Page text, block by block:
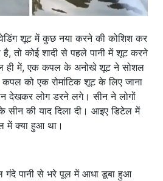
शूट में कुछ नया करने की कोशिश कर
है, तो कोई शादी से पहले पानी में शूट करने
ही में, एक कपल के अनोखे शूट ने सोशल
कपल को एक रोमांटिक शूट के लिए जाना
देखकर लोग डरने लगे। सीन ने लोगों
सीन की याद दिला दी। आइए डिटेल में
में क्या हुआ था।
गंदे पानी से भरे पूल में आधा डूबा हुआ